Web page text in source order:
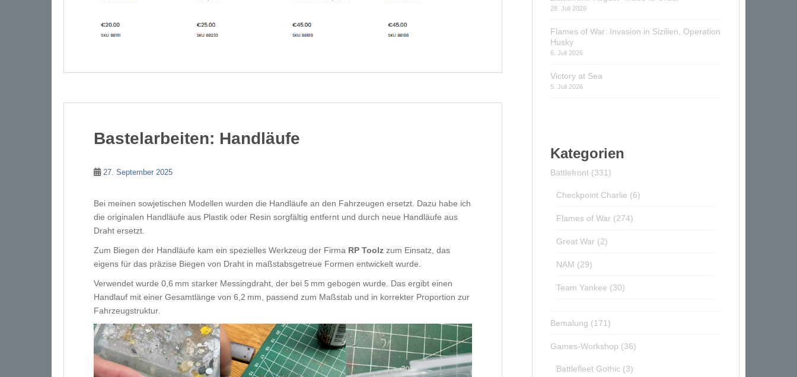
Bastelarbeiten: Handläufe
27. September 2025
Bei meinen sowjetischen Modellen wurden die Handläufe an den Fahrzeugen ersetzt. Dazu habe ich
die originalen Handläufe aus Plastik oder Resin sorgfältig entfernt und durch neue Handläufe aus
Draht ersetzt.
Zum Biegen der Handläufe kam ein spezielles Werkzeug der Firma RP Toolz zum Einsatz, das
eigens für das präzise Biegen von Draht in maßstabsgetreue Formen entwickelt wurde.
Verwendet wurde 0,6 mm starker Messingdraht, der bei 5 mm gebogen wurde. Das ergibt einen
Handlauf mit einer Gesamtlänge von 6,2 mm, passend zum Maßstab und in korrekter Proportion zur
Fahrzeugstruktur.
28. Juli 2026
Flames of War: Invasion in Sizilien, Operation
Husky
6. Juli 2026
Victory at Sea
5. Juli 2026
Kategorien
Battlefront (331)
Checkpoint Charlie (6)
Flames of War (274)
Great War (2)
NAM (29)
Team Yankee (30)
Bemalung (171)
Games-Workshop (36)
Battlefleet Gothic (3)